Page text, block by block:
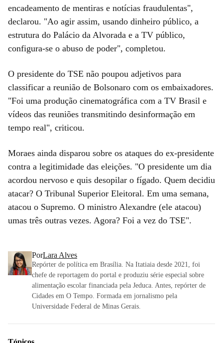
encadeamento de mentiras e notícias fraudulentas",
declarou. "Ao agir assim, usando dinheiro público, a
estrutura do Palácio da Alvorada e a TV público,
configura-se o abuso de poder", completou.
O presidente do TSE não poupou adjetivos para
classificar a reunião de Bolsonaro com os embaixadores.
"Foi uma produção cinematográfica com a TV Brasil e
vídeos das reuniões transmitindo desinformação em
tempo real", criticou.
Moraes ainda disparou sobre os ataques do ex-presidente
contra a legitimidade das eleições. "O presidente um dia
acordou nervoso e quis desopilar o fígado. Quem decidiu
atacar? O Tribunal Superior Eleitoral. Em uma semana,
atacou o Supremo. O ministro Alexandre (ele atacou)
umas três outras vezes. Agora? Foi a vez do TSE".
PorLara Alves
Repórter de política em Brasília. Na Itatiaia desde 2021, foi
chefe de reportagem do portal e produziu série especial sobre
alimentação escolar financiada pela Jeduca. Antes, repórter de
Cidades em O Tempo. Formada em jornalismo pela
Universidade Federal de Minas Gerais.